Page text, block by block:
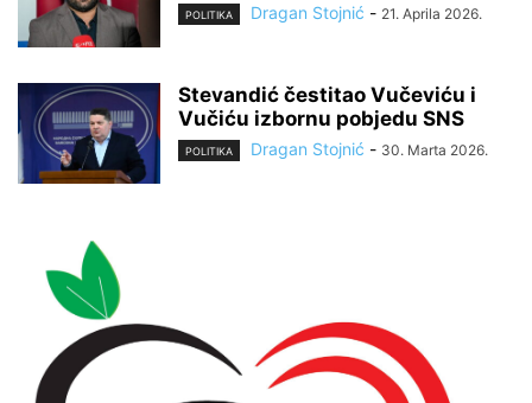
POLITIKA Dragan Stojnić - 21. Aprila 2026.
Stevandić čestitao Vučeviću i
Vučiću izbornu pobjedu SNS
POLITIKA Dragan Stojnić - 30. Marta 2026.